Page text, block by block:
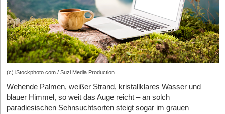
vereinbarten Schadenzahlung bis zu 25.000 Euro an
Mehrleistungen, wenn zum Beispiel bei einem Heizungstausch
eine herkömmliche Ölheizung gegen eine Wärmepumpe ersetzt
wird oder bei einer Reparatur die Außendämmung erneuert wird.
Ebenso können behinderten- und altersgerechte Umbauten im
Gebäude oder in den einzelnen Wohneinheiten durch die
Zusatzleistungen des Umwelt- und Nachhaltigkeitsbausteins
Recht haben ist nicht Recht bekommen
(c) iStockphoto.com / Suzi Media Production
Wehende Palmen, weißer Strand, kristallklares Wasser und
blauer Himmel, so weit das Auge reicht – an solch
paradiesischen Sehnsuchtsorten steigt sogar im grauen